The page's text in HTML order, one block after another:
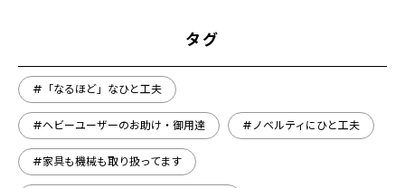
タグ
#「なるほど」なひと工夫
#ヘビーユーザーのお助け・御用達 #ノベルティにひと工夫
#家具も機械も取り扱ってます